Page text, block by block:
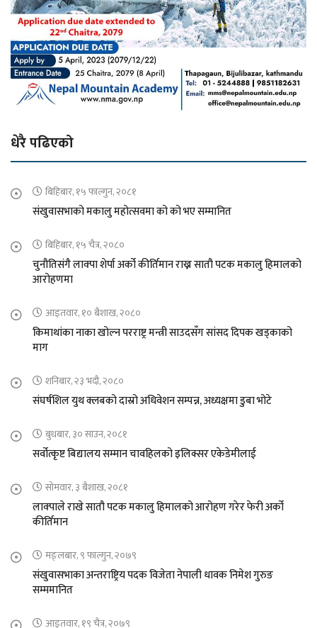
धेरै पढिएको
बिहिबार, १५ फाल्गुन, २०८१
संखुवासभाको मकालु महोत्सवमा को को भए सम्मानित
बिहिबार, १५ चैत्र, २०८०
चुनौतिसंगै लाक्पा शेर्पा अर्को कीर्तिमान राख्न सातौ पटक मकालु हिमालको
आरोहणमा
आइतवार, १० बैशाख, २०८०
किमाथांका नाका खोल्न परराष्ट्र मन्त्री साउदसँग सांसद दिपक खड्काको
माग
शनिबार, २३ भदौ, २०८०
संघर्षशिल युथ क्लबको दास्रो अधिवेशन सम्पन्न, अध्यक्षमा डुबा भोटे
बुधबार, ३० साउन, २०८१
सर्वोत्कृष्ट बिद्यालय सम्मान चावहिलको इलिक्सर एकेडेमीलाई
सोमवार, ३ बैशाख, २०८१
लाक्पाले राखे सातौ पटक मकालु हिमालको आरोहण गरेर फेरी अर्को
कीर्तिमान
मङ्लबार, ९ फाल्गुन, २०७९
संखुवासभाका अन्तराष्ट्रिय पदक विजेता नेपाली धावक निमेश गुरुङ
सम्ममानित
आइतवार, १९ चैत्र, २०७९